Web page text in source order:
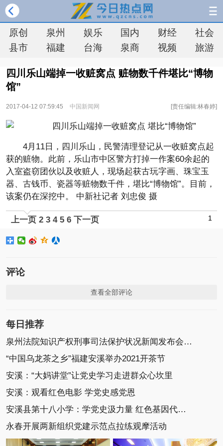
原创 泉州 娱乐 国内 财经
社会
县市
福建 台海 泉商 视频 旅游
四川乐山端掉一收赃窝点 赃物数千件堪比“博物
馆”
2017-04-12 07:59:45 中国新闻网 [责任编辑:林春婷]
4月11日，四川乐山，民警清理登记从一收赃窝点起
获的赃物。此前，乐山市中区警方打掉一作案60余起的
入室盗窃团伙以及收赃人，现场起获古玩字画、珠宝玉
器、古钱币、瓷器等赃物数千件，堪比“博物馆”。目前，
该案仍在深挖中。 中新社记者 刘忠俊 摄
上一页 1
2 3 4 5 6 下一页
评论
查看全部评论
每日推荐
泉州法院知识产权刑事司法保护状况新闻发布会召开
“中国乌龙茶之乡”福建安溪举办2021开茶节
安溪：“大妈讲堂”让党史学习走进群众心坎里
安溪：观看红色电影 学党史感党恩
安溪县第十八小学：学党史汲力量 红色基因代代传
永春开展两新组织党建示范点拉练观摩活动